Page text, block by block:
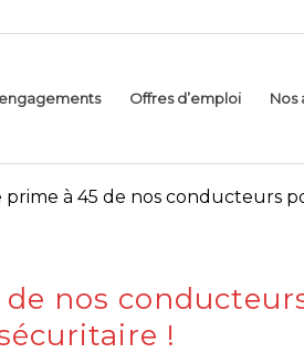
Offres d’emploi Nos
prime à 45 de nos conducteurs
nos
!